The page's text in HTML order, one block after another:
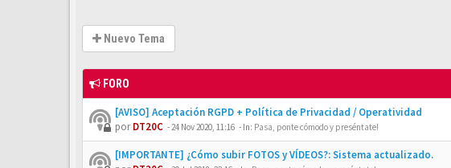
Nuevo Tema
FORO
[AVISO] Aceptación RGPD + Política de Privacidad / Operatividad
porDT20C -24 Nov 2020, 11:16 - In: Pasa, ponte cómodo y preséntate!
[IMPORTANTE] ¿Cómo subir FOTOS y VÍDEOS?: Sistema actualizado.